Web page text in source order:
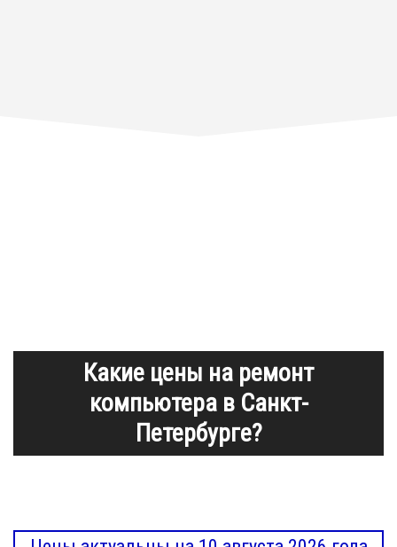
Какие цены на ремонт
компьютера в Санкт-
Петербурге?